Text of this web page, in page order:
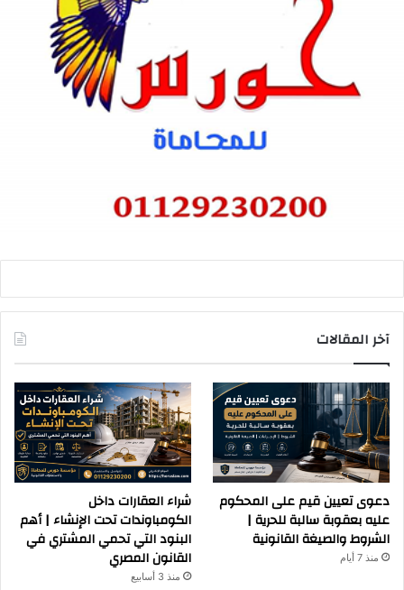
آخر المقالات
دعوى تعيين قيم على المحكوم
عليه بعقوبة سالبة للحرية |
الشروط والصيغة القانونية
منذ 7 أيام
شراء العقارات داخل
الكومباوندات تحت الإنشاء | أهم
البنود التي تحمي المشتري في
القانون المصري
منذ 3 أسابيع